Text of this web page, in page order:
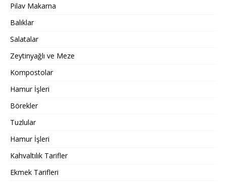
Pilav Makarna
Balıklar
Salatalar
Zeytinyağlı ve Meze
Kompostolar
Hamur İşleri
Börekler
Tuzlular
Hamur İşleri
Kahvaltılık Tarifler
Ekmek Tarifleri